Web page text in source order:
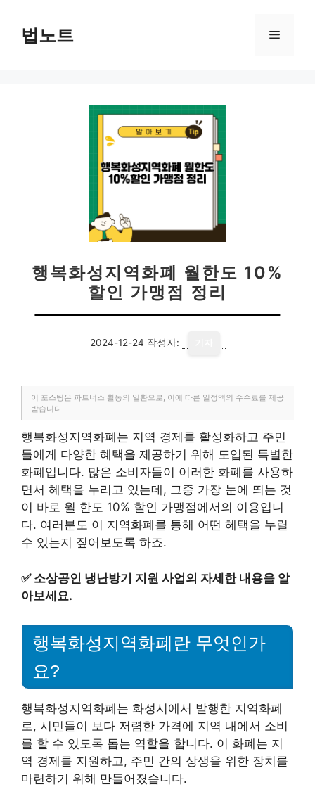
법노트 메
행복화성지역화폐 월한도 10%
할인 가맹점 정리
2024-12-24 작성자:
이 포스팅은 파트너스 활동의 일환으로, 이에 따른 일정액의 수수료를 제공
받습니다.
행복화성지역화폐는 지역 경제를 활성화하고 주민
들에게 다양한 혜택을 제공하기 위해 도입된 특별한
화폐입니다. 많은 소비자들이 이러한 화폐를 사용하
면서 혜택을 누리고 있는데, 그중 가장 눈에 띄는 것
이 바로 월 한도 10% 할인 가맹점에서의 이용입니
다. 여러분도 이 지역화폐를 통해 어떤 혜택을 누릴
수 있는지 짚어보도록 하죠.
✅ 소상공인 냉난방기 지원 사업의 자세한 내용을 알
아보세요.
행복화성지역화폐란 무엇인가
요?
행복화성지역화폐는 화성시에서 발행한 지역화폐
로, 시민들이 보다 저렴한 가격에 지역 내에서 소비
를 할 수 있도록 돕는 역할을 합니다. 이 화폐는 지
역 경제를 지원하고, 주민 간의 상생을 위한 장치를
마련하기 위해 만들어졌습니다.